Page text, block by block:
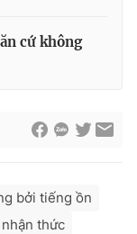
cứ không
bởi tiếng ồn
thức